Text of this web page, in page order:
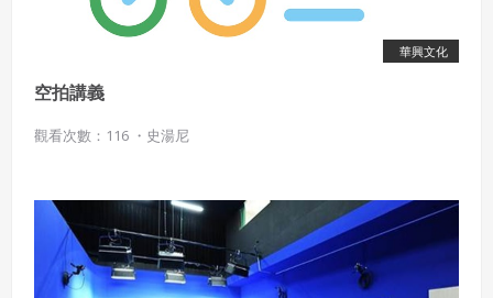
華興文化
空拍講義
觀看次數：116 ・ 史湯尼